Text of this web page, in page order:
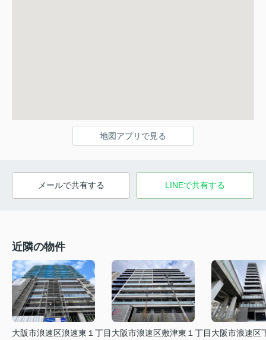
地図アプリで見る
メールで共有する LINEで共有する
近隣の物件
大阪市浪速区浪速東１丁目 大阪市浪速区敷津東１丁目 大阪市浪速区